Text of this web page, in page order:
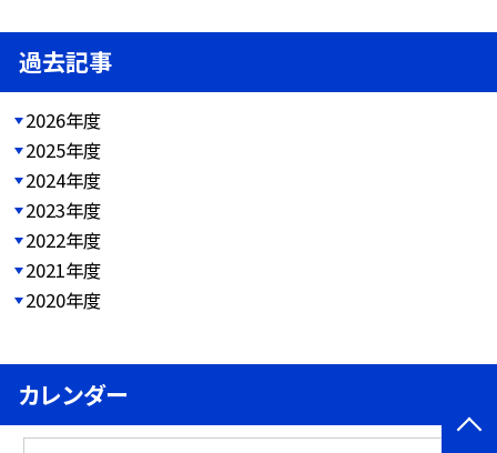
過去記事
2026年度
2025年度
2024年度
2023年度
2022年度
2021年度
2020年度
カレンダー